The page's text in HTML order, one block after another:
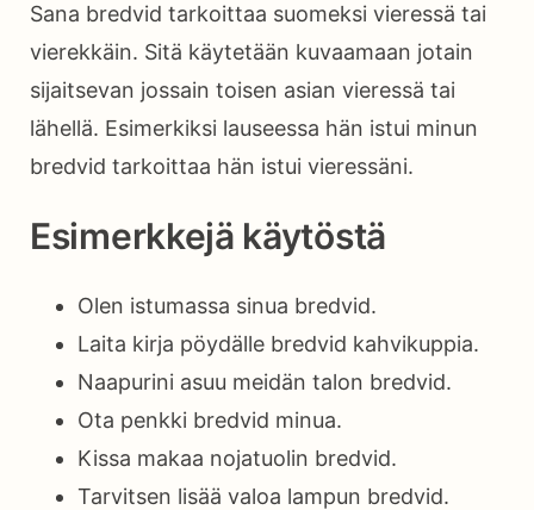
Sana bredvid tarkoittaa suomeksi vieressä tai
vierekkäin. Sitä käytetään kuvaamaan jotain
sijaitsevan jossain toisen asian vieressä tai
lähellä. Esimerkiksi lauseessa hän istui minun
bredvid tarkoittaa hän istui vieressäni.
Esimerkkejä käytöstä
Olen istumassa sinua bredvid.
Laita kirja pöydälle bredvid kahvikuppia.
Naapurini asuu meidän talon bredvid.
Ota penkki bredvid minua.
Kissa makaa nojatuolin bredvid.
Tarvitsen lisää valoa lampun bredvid.